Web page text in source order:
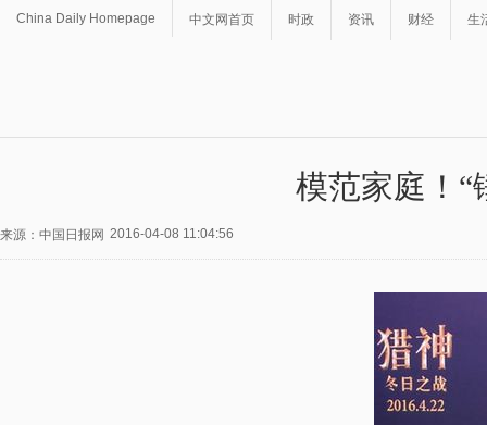
China Daily Homepage 中文网首页 时政 资讯 财经 生
模范家庭！“
来源：中国日报网 2016-04-08 11:04:56